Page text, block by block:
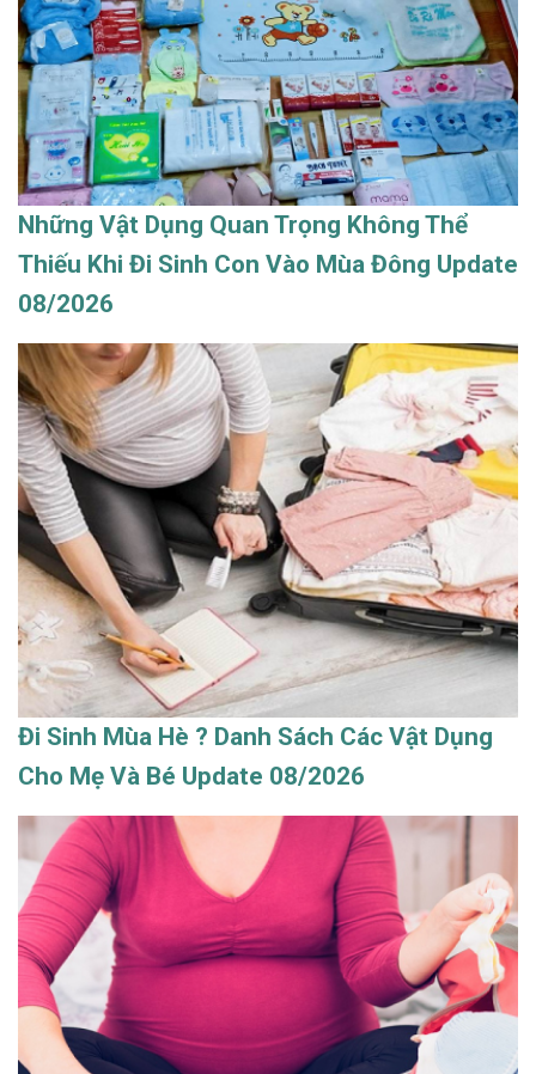
Những Vật Dụng Quan Trọng Không Thể
Thiếu Khi Đi Sinh Con Vào Mùa Đông Update
08/2026
Đi Sinh Mùa Hè ? Danh Sách Các Vật Dụng
Cho Mẹ Và Bé Update 08/2026